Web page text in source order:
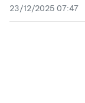
23/12/2025 07:47